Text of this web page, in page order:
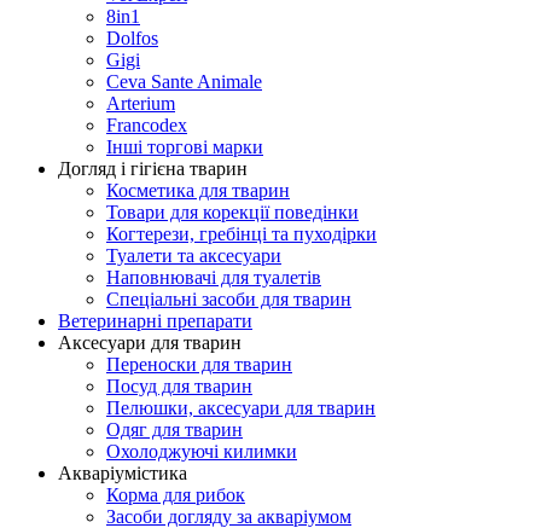
8in1
Dolfos
Gigi
Ceva Sante Animale
Arterium
Francodex
Інші торгові марки
Догляд і гігієна тварин
Косметика для тварин
Товари для корекції поведінки
Когтерези, гребінці та пуходірки
Туалети та аксесуари
Наповнювачі для туалетів
Спеціальні засоби для тварин
Ветеринарні препарати
Аксесуари для тварин
Переноски для тварин
Посуд для тварин
Пелюшки, аксесуари для тварин
Одяг для тварин
Охолоджуючі килимки
Акваріумістика
Корма для рибок
Засоби догляду за акваріумом